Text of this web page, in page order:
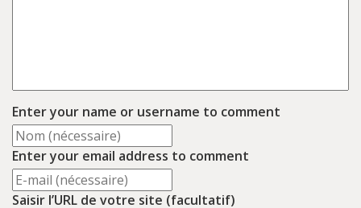
Enter your name or username to comment
Enter your email address to comment
Saisir l’URL de votre site (facultatif)